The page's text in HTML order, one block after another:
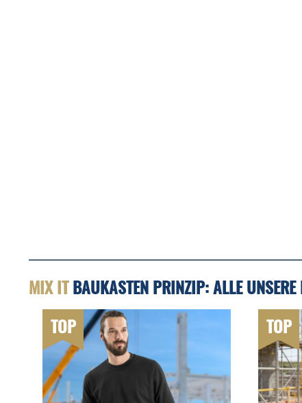
MIX ITBAUKASTEN PRINZIP: ALLE
TOP
TOP